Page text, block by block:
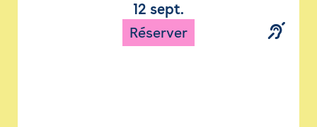
12 sept.
Réserver